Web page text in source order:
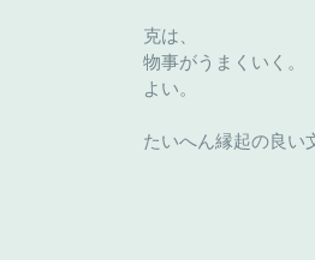
克は、
物事がうまくいく。
よい。
たいへん縁起の良い